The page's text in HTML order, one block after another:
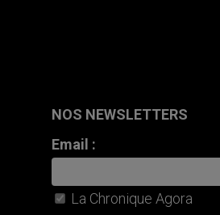
NOS NEWSLETTERS
Email :
La Chronique Agora